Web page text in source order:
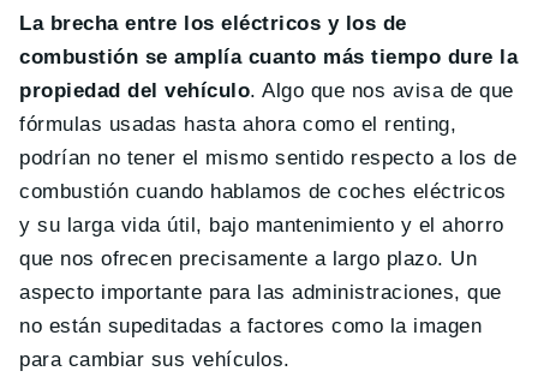
La brecha entre los eléctricos y los de
combustión se amplía cuanto más tiempo dure la
propiedad del vehículo. Algo que nos avisa de que
fórmulas usadas hasta ahora como el renting,
podrían no tener el mismo sentido respecto a los de
combustión cuando hablamos de coches eléctricos
y su larga vida útil, bajo mantenimiento y el ahorro
que nos ofrecen precisamente a largo plazo. Un
aspecto importante para las administraciones, que
no están supeditadas a factores como la imagen
para cambiar sus vehículos.